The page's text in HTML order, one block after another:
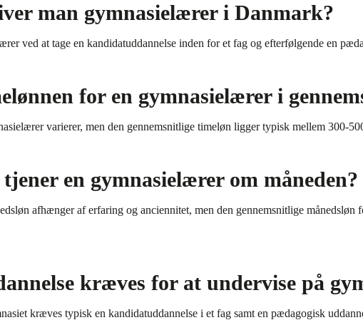
man gymnasielærer i Danmark?
ved at tage en kandidatuddannelse inden for et fag og efterfølgende en
for en gymnasielærer i
varierer, men den gennemsnitlige timeløn ligger typisk mellem 300-
en gymnasielærer om måneden?
afhænger af erfaring og anciennitet, men den gennemsnitlige
kræves for at undervise på
kræves typisk en kandidatuddannelse i et fag samt en pædagogisk